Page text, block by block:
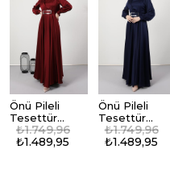
Önü Pileli
Tesettür
Abiye Bordo
₺1.489,95
₺1.749,96
Önü Pileli
Tesettür
Abiye Lacivert
₺1.489,95
₺1.749,96